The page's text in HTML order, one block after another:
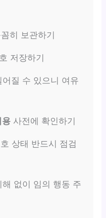
히 보관하기
저장하기
질 수 있으니 여유
용사전에 확인하기
호 상태 반드시 점검
없이 임의 행동 주